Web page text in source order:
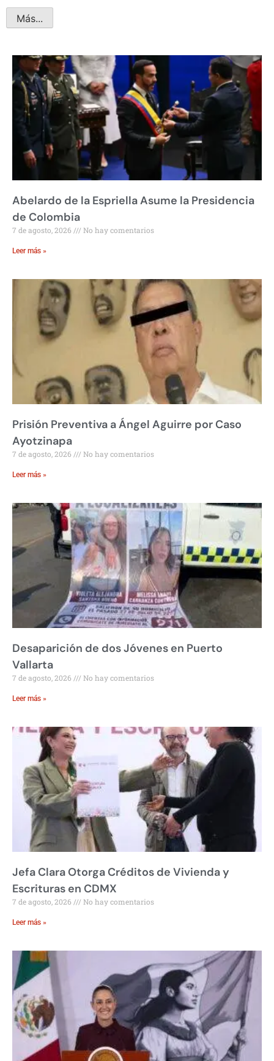
Más...
Abelardo de la Espriella Asume la Presidencia
de Colombia
7 de agosto, 2026 No hay comentarios
Leer más »
Prisión Preventiva a Ángel Aguirre por Caso
Ayotzinapa
7 de agosto, 2026 No hay comentarios
Leer más »
Desaparición de dos Jóvenes en Puerto
Vallarta
7 de agosto, 2026 No hay comentarios
Leer más »
Jefa Clara Otorga Créditos de Vivienda y
Escrituras en CDMX
7 de agosto, 2026 No hay comentarios
Leer más »